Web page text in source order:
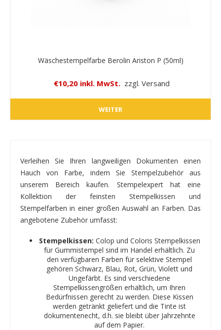
Wäschestempelfarbe Berolin Ariston P (50ml)
€10,20 inkl. MwSt. zzgl. Versand
WEITER
Verleihen Sie Ihren langweiligen Dokumenten einen
Hauch von Farbe, indem Sie Stempelzubehör aus
unserem Bereich kaufen. Stempelexpert hat eine
Kollektion der feinsten Stempelkissen und
Stempelfarben in einer großen Auswahl an Farben. Das
angebotene Zubehör umfasst:
Stempelkissen: Colop und Coloris Stempelkissen
für Gummistempel sind im Handel erhältlich. Zu
den verfügbaren Farben für selektive Stempel
gehören Schwarz, Blau, Rot, Grün, Violett und
Ungefärbt. Es sind verschiedene
Stempelkissengrößen erhältlich, um Ihren
Bedürfnissen gerecht zu werden. Diese Kissen
werden getränkt geliefert und die Tinte ist
dokumentenecht, d.h. sie bleibt über Jahrzehnte
auf dem Papier.